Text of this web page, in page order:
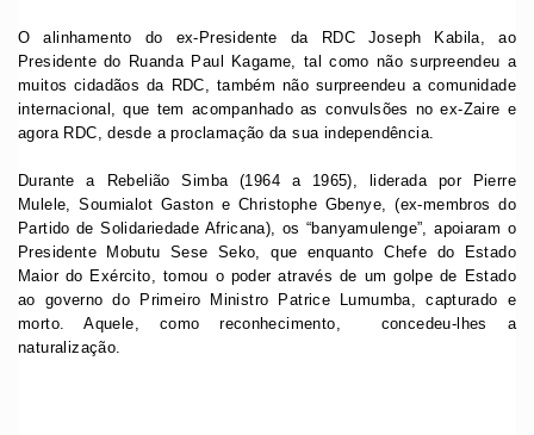
O alinhamento do ex-Presidente da RDC Joseph Kabila, ao
Presidente do Ruanda Paul Kagame, tal como não surpreendeu a
muitos cidadãos da RDC, também não surpreendeu a comunidade
internacional, que tem acompanhado as convulsões no ex-Zaire e
agora RDC, desde a proclamação da sua independência.
Durante a Rebelião Simba (1964 a 1965), liderada por Pierre
Mulele, Soumialot Gaston e Christophe Gbenye, (ex-membros do
Partido de Solidariedade Africana), os “banyamulenge”, apoiaram o
Presidente Mobutu Sese Seko, que enquanto Chefe do Estado
Maior do Exército, tomou o poder através de um golpe de Estado
ao governo do Primeiro Ministro Patrice Lumumba, capturado e
morto. Aquele, como reconhecimento, concedeu-lhes a
naturalização.